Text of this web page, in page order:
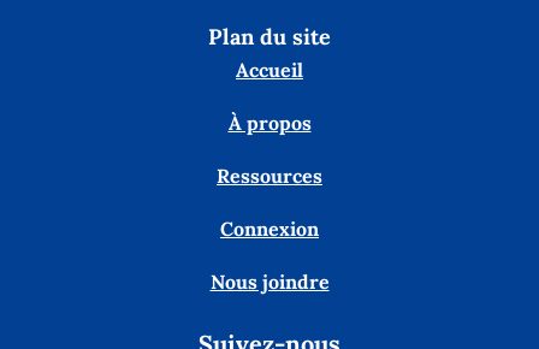
Plan du site
Accueil
À propos
Ressources
Connexion
Nous joindre